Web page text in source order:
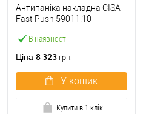
В наявності
Антипаніка накладна CISA
Fast Push 59011.10
штангою 1200 мм червона
Ціна 8 323 грн.
У кошик
Купити в 1 клік